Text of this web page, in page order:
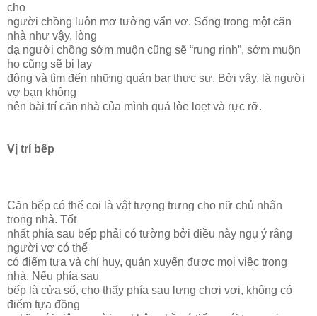
cho
người chồng luôn mơ tưởng vẩn vơ. Sống trong một căn
nhà như vậy, lòng
dạ người chồng sớm muộn cũng sẽ “rung rinh”, sớm muộn
họ cũng sẽ bị lay
động và tìm đến những quán bar thực sự. Bởi vậy, là người
vợ bạn không
nên bài trí căn nhà của mình quá lòe loẹt và rực rỡ.
Vị trí bếp
Căn bếp có thể coi là vật tượng trưng cho nữ chủ nhân
trong nhà. Tốt
nhất phía sau bếp phải có tường bởi điều này ngụ ý rằng
người vợ có thể
có điểm tựa và chỉ huy, quán xuyến được mọi việc trong
nhà. Nếu phía sau
bếp là cửa sổ, cho thấy phía sau lưng chơi vơi, không có
điểm tựa đồng